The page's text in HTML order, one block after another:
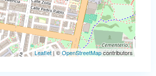
Leaflet| ©OpenStreetMapcontributors